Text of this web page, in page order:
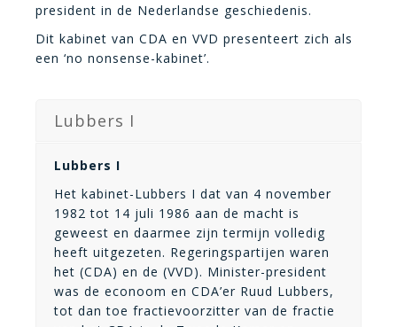
president in de Nederlandse geschiedenis.
Dit kabinet van CDA en VVD presenteert zich als
een ‘no nonsense-kabinet’.
Lubbers I
Lubbers I
Het kabinet-Lubbers I dat van 4 november
1982 tot 14 juli 1986 aan de macht is
geweest en daarmee zijn termijn volledig
heeft uitgezeten. Regeringspartijen waren
het (CDA) en de (VVD). Minister-president
was de econoom en CDA’er Ruud Lubbers,
tot dan toe fractievoorzitter van de fractie